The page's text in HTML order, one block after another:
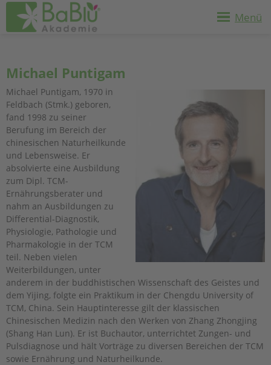
Menü
Michael Puntigam
Michael Puntigam, 1970 in
Feldbach (Stmk.) geboren,
fand 1998 zu seiner
Berufung im Bereich der
chinesischen Naturheilkunde
und Lebensweise. Er
absolvierte eine Ausbildung
zum Dipl. TCM-
Ernährungsberater und
nahm an Ausbildungen zu
Differential-Diagnostik,
Physiologie, Pathologie und
Pharmakologie in der TCM
teil. Neben vielen
Weiterbildungen, unter
anderem in der buddhistischen Wissenschaft des Geistes und
dem Yijing, folgte ein Praktikum in der Chengdu University of
TCM, China. Sein Hauptinteresse gilt der klassischen
Chinesischen Medizin nach den Werken von Zhang Zhongjing
(Shang Han Lun). Er ist Buchautor, unterrichtet Zungen- und
Pulsdiagnose und hält Vorträge zu diversen Bereichen der TCM
sowie Ernährung und Naturheilkunde.